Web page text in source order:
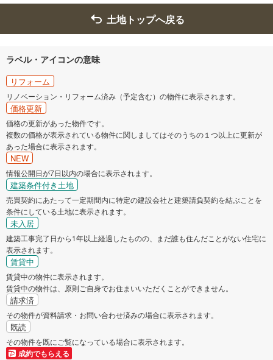
稲沢市
大府市
知立市
日進市 田原市
愛西市 清須市
北名古屋市 あま市
長久手市 海部郡蟹江町
知多郡阿久比町
土地トップへ戻る
ラベル・アイコンの意味
リフォーム
リノベーション・リフォーム済み（予定含む）の物件に表示されます。
価格更新
価格の更新があった物件です。
複数の価格が表示されている物件に関しましてはそのうちの１つ以上に更新が
あった場合に表示されます。
NEW
情報公開日が7日以内の場合に表示されます。
建築条件付き土地
売買契約にあたって一定期間内に特定の建設会社と建築請負契約を結ぶことを
条件にしている土地に表示されます。
未入居
建築工事完了日から1年以上経過したものの、まだ誰も住んだことがない住宅に
表示されます。
賃貸中
賃貸中の物件に表示されます。
賃貸中の物件は、原則ご自身でお住まいいただくことができません。
請求済
その物件が資料請求・お問い合わせ済みの場合に表示されます。
既読
その物件を既にご覧になっている場合に表示されます。
成約でもらえる